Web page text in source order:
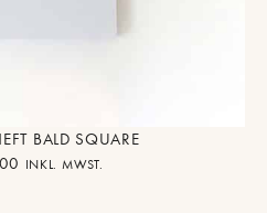
BALD SQUARE
INKL. MWST.